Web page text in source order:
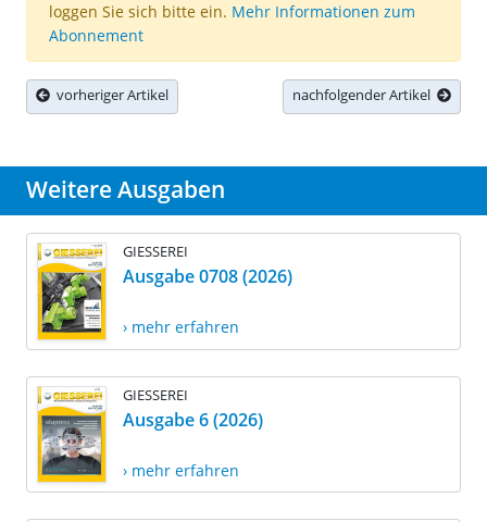
loggen Sie sich bitte ein. Mehr Informationen zum
Abonnement
vorheriger Artikel nachfolgender Artikel
Weitere Ausgaben
GIESSEREI
Ausgabe 0708 (2026)
› mehr erfahren
GIESSEREI
Ausgabe 6 (2026)
› mehr erfahren